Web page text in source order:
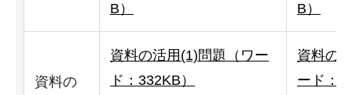
B）
B）
資料の
資料の活用(1)問題（ワー
ド：332KB）
資料の
ード：